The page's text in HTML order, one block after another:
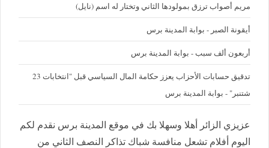
مريم أصواب ترزق بمولودها الثاني وتختار له اسم (نايل)
أيقونة الصبر - بوابة المدينة برس
أربعون ألف سبب - بوابة المدينة برس
تدقيق حسابات الأحزاب يعزز حكامة المال السياسي قبل "انتخابات 23
شتنبر" - بوابة المدينة برس
عزيزي الزائر أهلا وسهلا بك في موقع المدينة برس نقدم لكم
اليوم أفلام تشعل منافسة شباك تذاكر النصف الثاني من